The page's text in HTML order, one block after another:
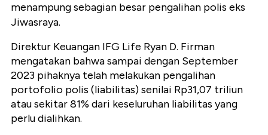
menampung sebagian besar pengalihan polis eks
Jiwasraya.
Direktur Keuangan IFG Life Ryan D. Firman
mengatakan bahwa sampai dengan September
2023 pihaknya telah melakukan pengalihan
portofolio polis (liabilitas) senilai Rp31,07 triliun
atau sekitar 81% dari keseluruhan liabilitas yang
perlu dialihkan.